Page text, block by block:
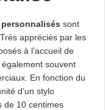
sont
appréciés par les
à l’accueil de
souvent
En fonction du
d’un stylo
de 10 centimes